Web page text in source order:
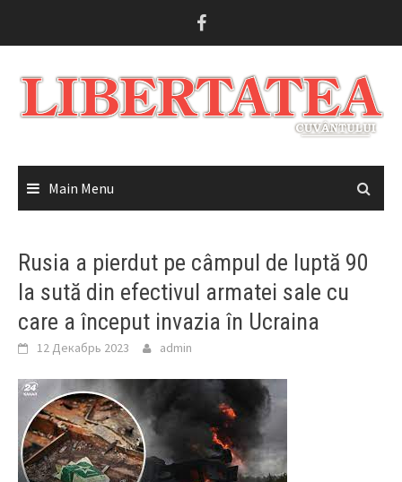
Main Menu
Rusia a pierdut pe câmpul de luptă 90
la sută din efectivul armatei sale cu
care a început invazia în Ucraina
12 Декабрь 2023 admin